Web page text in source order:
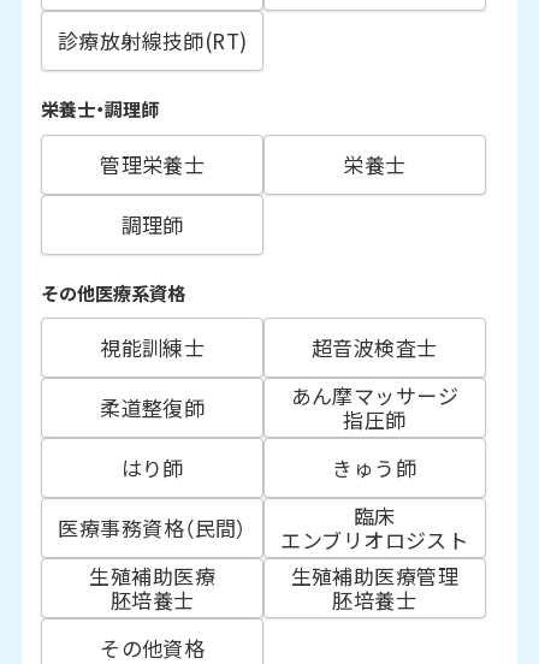
診療放射線技師(RT)
栄養士・調理師
管理栄養士
栄養士
調理師
その他医療系資格
視能訓練士
超音波検査士
柔道整復師
あん摩マッサージ
指圧師
はり師
きゅう師
医療事務資格（民間）
臨床
エンブリオロジスト
生殖補助医療
胚培養士
生殖補助医療管理
胚培養士
その他資格